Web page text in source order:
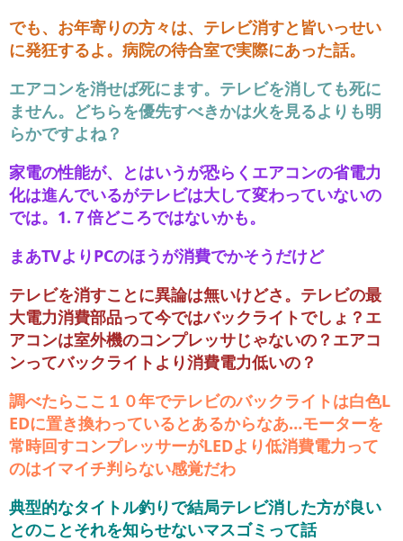
でも、お年寄りの方々は、テレビ消すと皆いっせい
に発狂するよ。病院の待合室で実際にあった話。
エアコンを消せば死にます。テレビを消しても死に
ません。どちらを優先すべきかは火を見るよりも明
らかですよね？
家電の性能が、とはいうが恐らくエアコンの省電力
化は進んでいるがテレビは大して変わっていないの
では。1.７倍どころではないかも。
まあTVよりPCのほうが消費でかそうだけど
テレビを消すことに異論は無いけどさ。テレビの最
大電力消費部品って今ではバックライトでしょ？エ
アコンは室外機のコンプレッサじゃないの？エアコ
ンってバックライトより消費電力低いの？
調べたらここ１０年でテレビのバックライトは白色L
EDに置き換わっているとあるからなあ…モーターを
常時回すコンプレッサーがLEDより低消費電力って
のはイマイチ判らない感覚だわ
典型的なタイトル釣りで結局テレビ消した方が良い
とのことそれを知らせないマスゴミって話